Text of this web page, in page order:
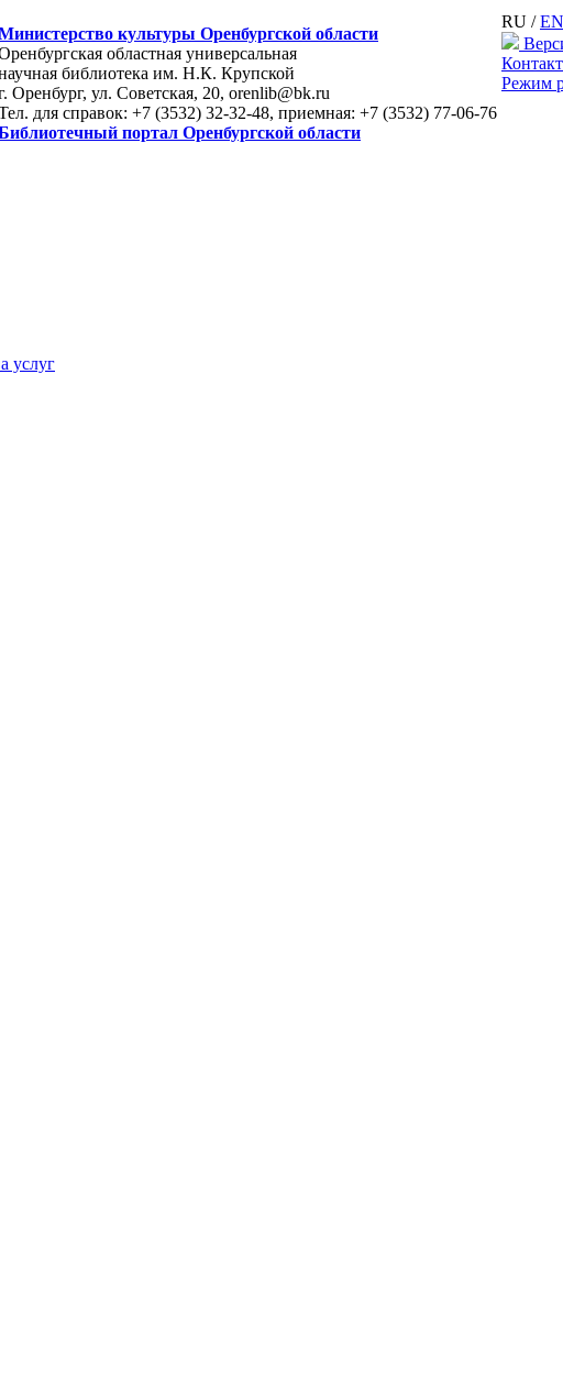
культуры Оренбургской области
областная универсальная
библиотека им. Н.К. Крупской
Оренбург, ул. Советская, 20, orenlib@bk.ru
для справок: +7 (3532) 32-32-48, приемная: +7 (3532) 77-06-76
портал Оренбургской области
RU /EN
Режим
услуг